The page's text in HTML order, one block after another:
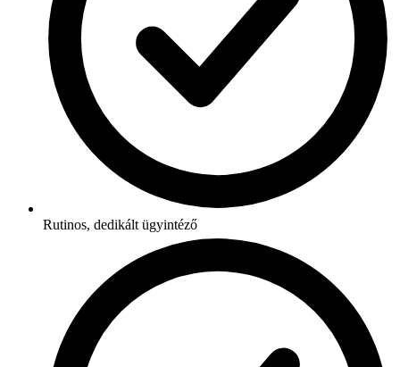
Rutinos, dedikált ügyintéző